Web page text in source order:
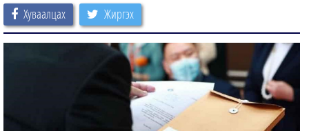
Хуваалцах Жиргэх